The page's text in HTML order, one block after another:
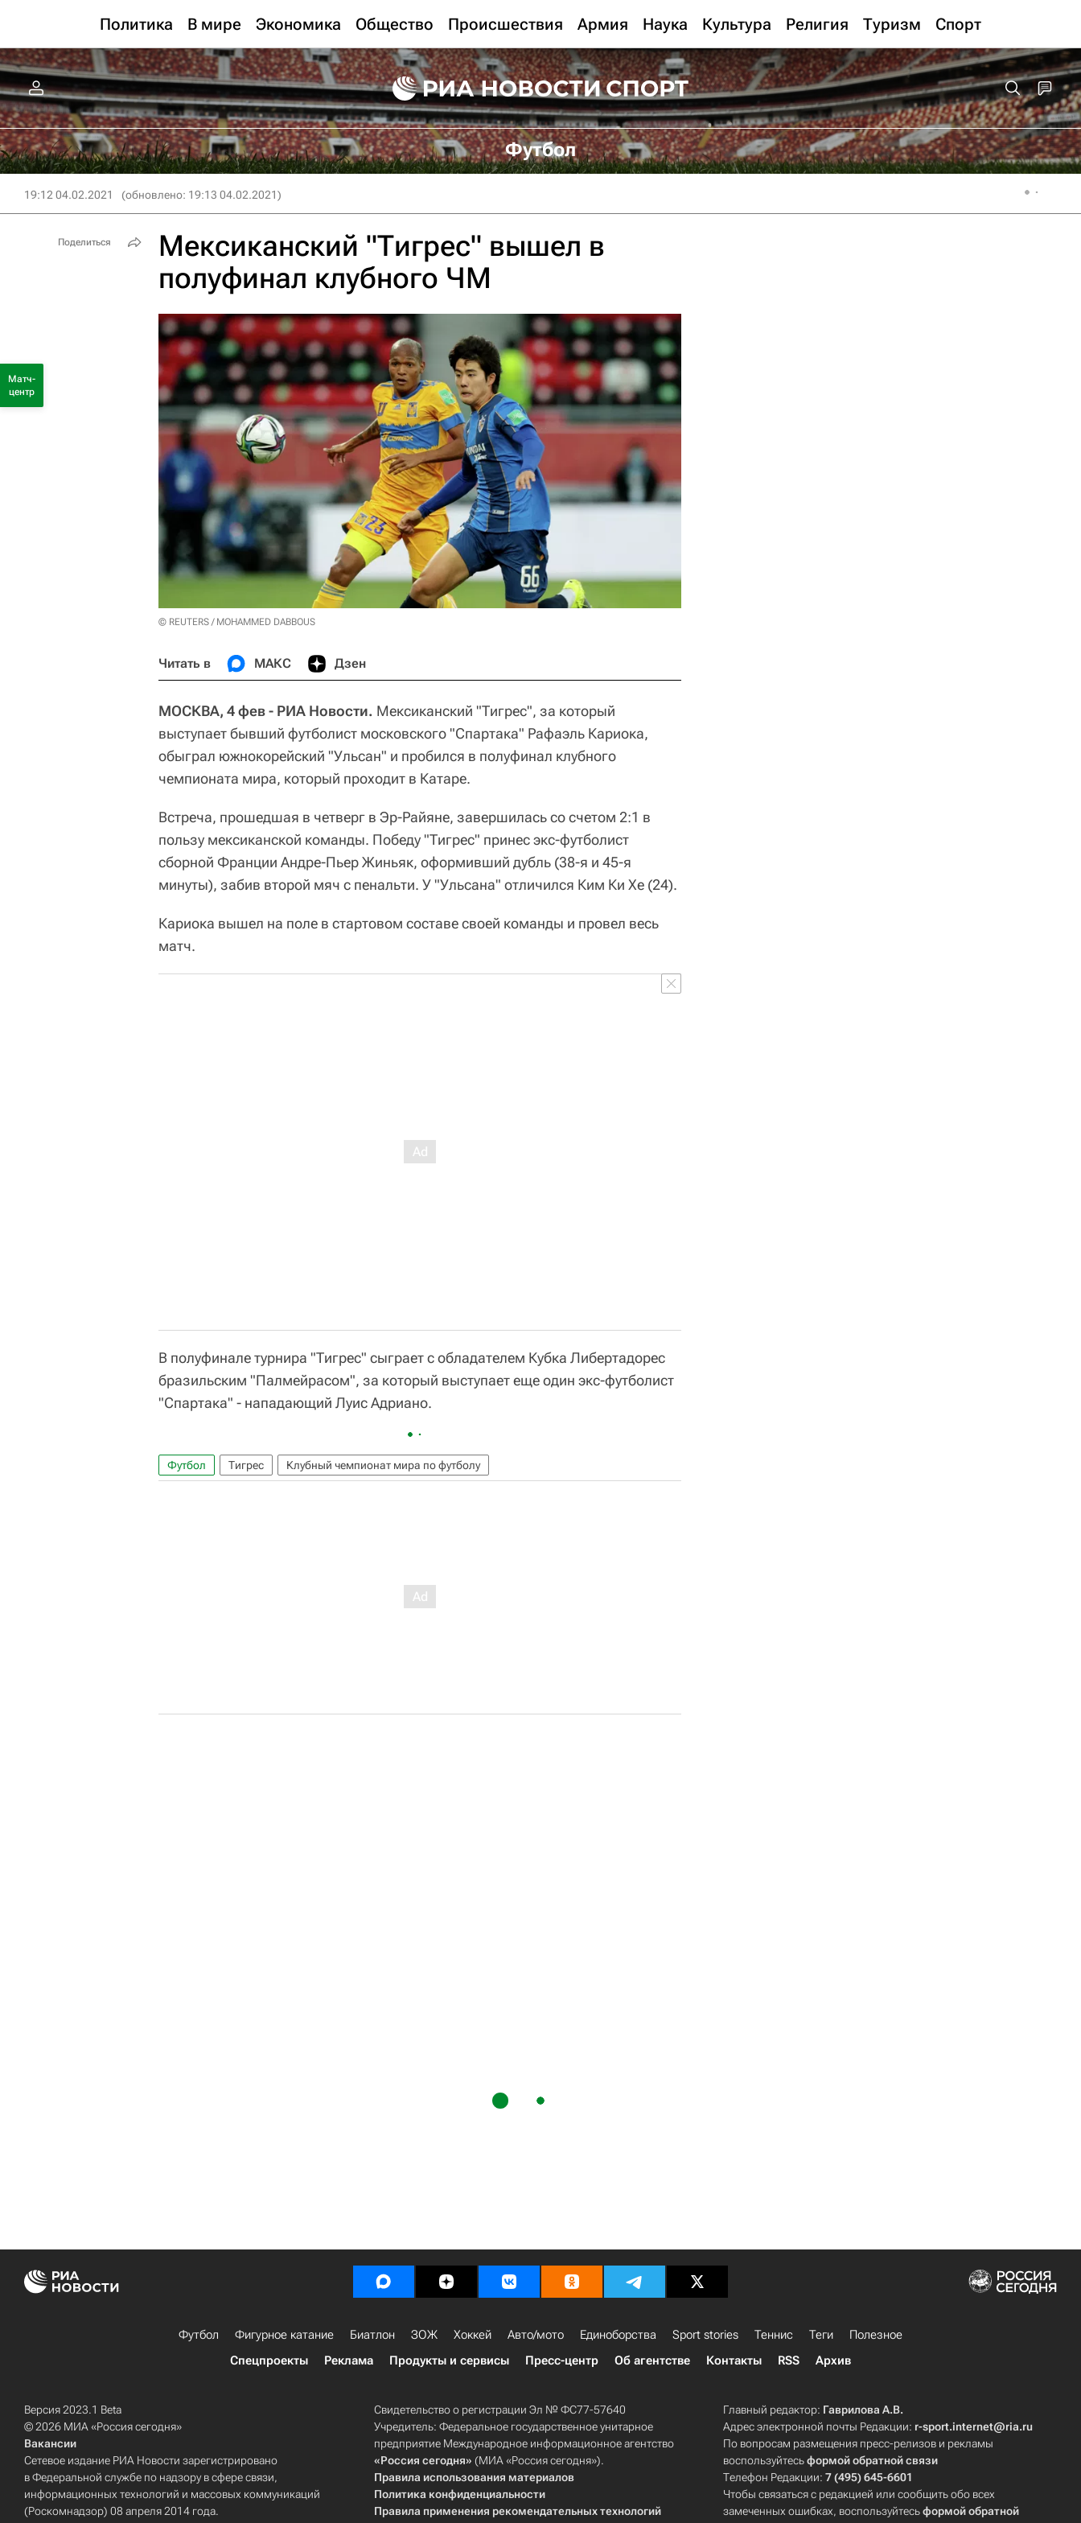
Политика В мире Экономика Общество Происшествия Армия Наука Культура Религия Туризм Спорт
Футбол
19:12 04.02.2021 (обновлено: 19:13 04.02.2021)
Мексиканский "Тигрес" вышел в
полуфинал клубного ЧМ
© REUTERS / MOHAMMED DABBOUS
Читать в МАКС Дзен
МОСКВА, 4 фев - РИА Новости. Мексиканский "Тигрес", за который
выступает бывший футболист московского "Спартака" Рафаэль Кариока,
обыграл южнокорейский "Ульсан" и пробился в полуфинал клубного
чемпионата мира, который проходит в Катаре.
Встреча, прошедшая в четверг в Эр-Райяне, завершилась со счетом 2:1 в
пользу мексиканской команды. Победу "Тигрес" принес экс-футболист
сборной Франции Андре-Пьер Жиньяк, оформивший дубль (38-я и 45-я
минуты), забив второй мяч с пенальти. У "Ульсана" отличился Ким Ки Хе (24).
Кариока вышел на поле в стартовом составе своей команды и провел весь
матч.
В полуфинале турнира "Тигрес" сыграет с обладателем Кубка Либертадорес
бразильским "Палмейрасом", за который выступает еще один экс-футболист
"Спартака" - нападающий Луис Адриано.
Футбол Тигрес Клубный чемпионат мира по футболу
Поделиться
Матч-
центр
Футбол Фигурное катание Биатлон ЗОЖ Хоккей Авто/мото Единоборства Sport stories Теннис Теги
Полезное
Спецпроекты
Реклама Продукты и сервисы Пресс-центр Об агентстве Контакты RSS Архив
Версия 2023.1 Beta
© 2026 МИА «Россия сегодня»
Вакансии
Сетевое издание РИА Новости зарегистрировано
в Федеральной службе по надзору в сфере связи,
информационных технологий и массовых коммуникаций
(Роскомнадзор) 08 апреля 2014 года.
Свидетельство о регистрации Эл № ФС77-57640
Учредитель: Федеральное государственное унитарное
предприятие Международное информационное агентство
«Россия сегодня» (МИА «Россия сегодня»).
Правила использования материалов
Политика конфиденциальности
Правила применения рекомендательных технологий
Главный редактор: Гаврилова А.В.
Адрес электронной почты Редакции: r-sport.internet@ria.ru
По вопросам размещения пресс-релизов и рекламы
воспользуйтесьформой обратной связи
Телефон Редакции:7 (495) 645-6601
Чтобы связаться с редакцией или сообщить обо всех
замеченных ошибках, воспользуйтесьформой обратной